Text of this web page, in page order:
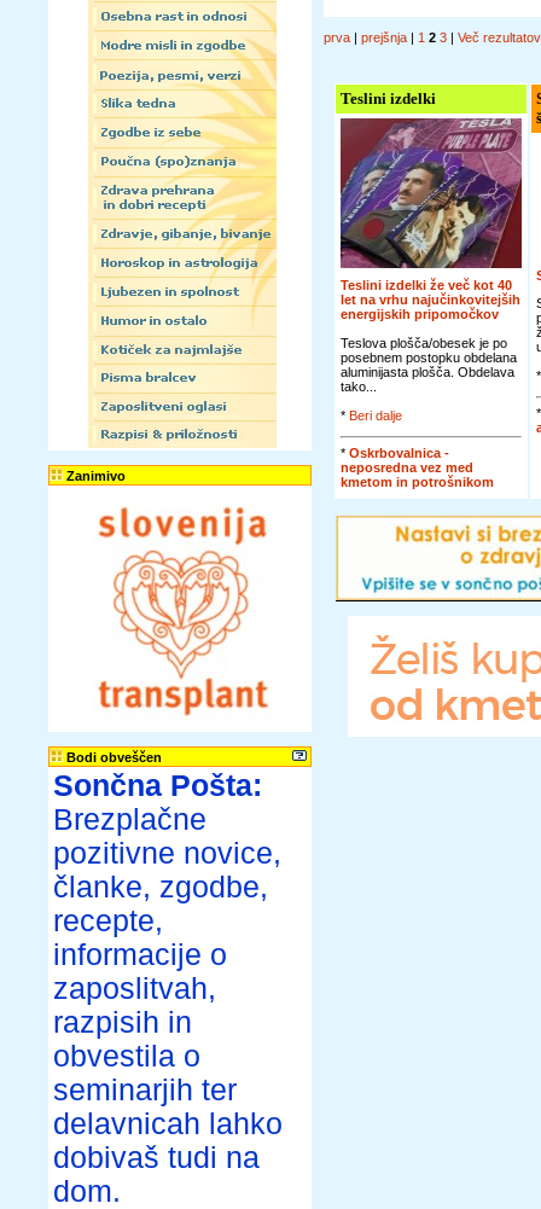
Zanimivo
Bodi obveščen
Sončna Pošta:
Brezplačne
pozitivne novice,
članke, zgodbe,
recepte,
informacije o
zaposlitvah,
razpisih in
obvestila o
seminarjih ter
delavnicah lahko
dobivaš tudi na
dom.
prva | prejšnja | 1 2 3 | Več
Teslini izdelki
Teslini izdelki že več kot 40
let na vrhu najučinkovitejših
energijskih pripomočkov
Teslova plošča/obesek je po
posebnem postopku obdelana
aluminijasta plošča. Obdelava
tako...
* Beri dalje
* Oskrbovalnica -
neposredna vez med
kmetom in potrošnikom